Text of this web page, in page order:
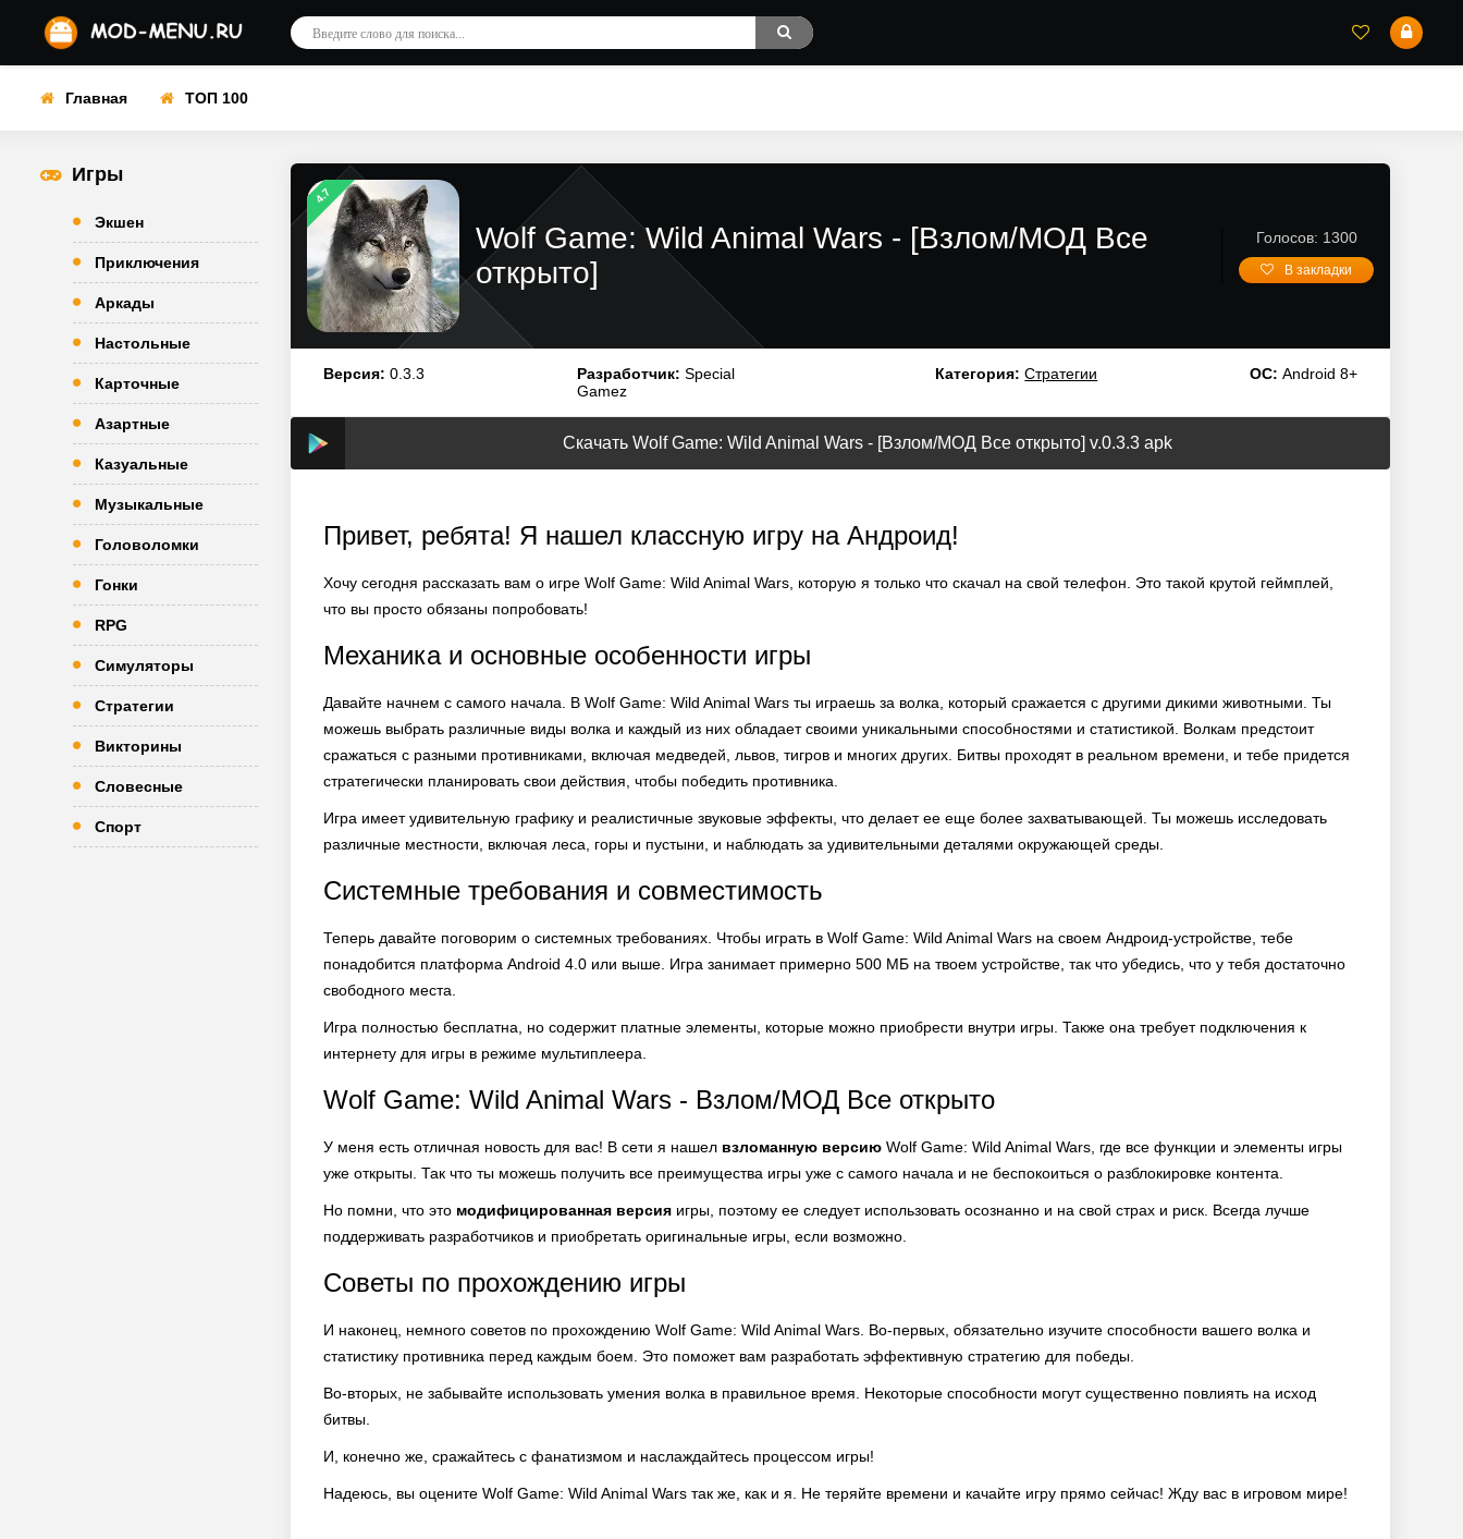
Главная ТОП 100
Игры
Экшен
Приключения
Аркады
Настольные
Карточные
Азартные
Казуальные
Музыкальные
Головоломки
Гонки
RPG
Симуляторы
Стратегии
Викторины
Словесные
Спорт
4.7
Wolf Game: Wild Animal Wars - [Взлом/МОД Все
открыто]
Голосов: 1300
В закладки
Версия: 0.3.3 Разработчик: Special
Gamez
Категория: Стратегии ОС: Android 8+
Скачать Wolf Game: Wild Animal Wars - [Взлом/МОД Все открыто] v.0.3.3 apk
Привет, ребята! Я нашел классную игру на Андроид!
Хочу сегодня рассказать вам о игре Wolf Game: Wild Animal Wars, которую я только что скачал на свой телефон. Это такой крутой геймплей,
что вы просто обязаны попробовать!
Механика и основные особенности игры
Давайте начнем с самого начала. В Wolf Game: Wild Animal Wars ты играешь за волка, который сражается с другими дикими животными. Ты
можешь выбрать различные виды волка и каждый из них обладает своими уникальными способностями и статистикой. Волкам предстоит
сражаться с разными противниками, включая медведей, львов, тигров и многих других. Битвы проходят в реальном времени, и тебе придется
стратегически планировать свои действия, чтобы победить противника.
Игра имеет удивительную графику и реалистичные звуковые эффекты, что делает ее еще более захватывающей. Ты можешь исследовать
различные местности, включая леса, горы и пустыни, и наблюдать за удивительными деталями окружающей среды.
Системные требования и совместимость
Теперь давайте поговорим о системных требованиях. Чтобы играть в Wolf Game: Wild Animal Wars на своем Андроид-устройстве, тебе
понадобится платформа Android 4.0 или выше. Игра занимает примерно 500 МБ на твоем устройстве, так что убедись, что у тебя достаточно
свободного места.
Игра полностью бесплатна, но содержит платные элементы, которые можно приобрести внутри игры. Также она требует подключения к
интернету для игры в режиме мультиплеера.
Wolf Game: Wild Animal Wars - Взлом/МОД Все открыто
У меня есть отличная новость для вас! В сети я нашел взломанную версию Wolf Game: Wild Animal Wars, где все функции и элементы игры
уже открыты. Так что ты можешь получить все преимущества игры уже с самого начала и не беспокоиться о разблокировке контента.
Но помни, что это модифицированная версия игры, поэтому ее следует использовать осознанно и на свой страх и риск. Всегда лучше
поддерживать разработчиков и приобретать оригинальные игры, если возможно.
Советы по прохождению игры
И наконец, немного советов по прохождению Wolf Game: Wild Animal Wars. Во-первых, обязательно изучите способности вашего волка и
статистику противника перед каждым боем. Это поможет вам разработать эффективную стратегию для победы.
Во-вторых, не забывайте использовать умения волка в правильное время. Некоторые способности могут существенно повлиять на исход
битвы.
И, конечно же, сражайтесь с фанатизмом и наслаждайтесь процессом игры!
Надеюсь, вы оцените Wolf Game: Wild Animal Wars так же, как и я. Не теряйте времени и качайте игру прямо сейчас! Жду вас в игровом мире!